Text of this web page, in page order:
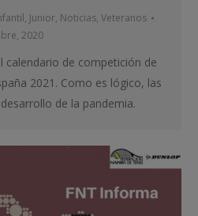
, Junior, Noticias, Veteranos
2020
calendario de competición de
2021. Como es lógico, las
de la pandemia.